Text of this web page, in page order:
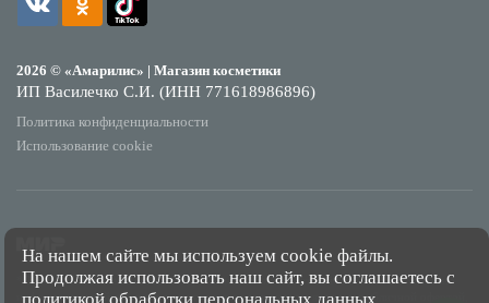
2026 © «Амарилис» | Магазин косметики
ИП Василечко С.И. (ИНН 771618986896)
Политика конфиденциальности
Использование cookie
*Обращаем Ваше внимание на то, что данный интернет-сайт носит исключительно
информационный характер и ни при каких условиях не является публичной офертой,
На нашем сайте мы используем cookie файлы.
Продолжая использовать наш сайт, вы соглашаетесь с
политикой обработки персональных данных